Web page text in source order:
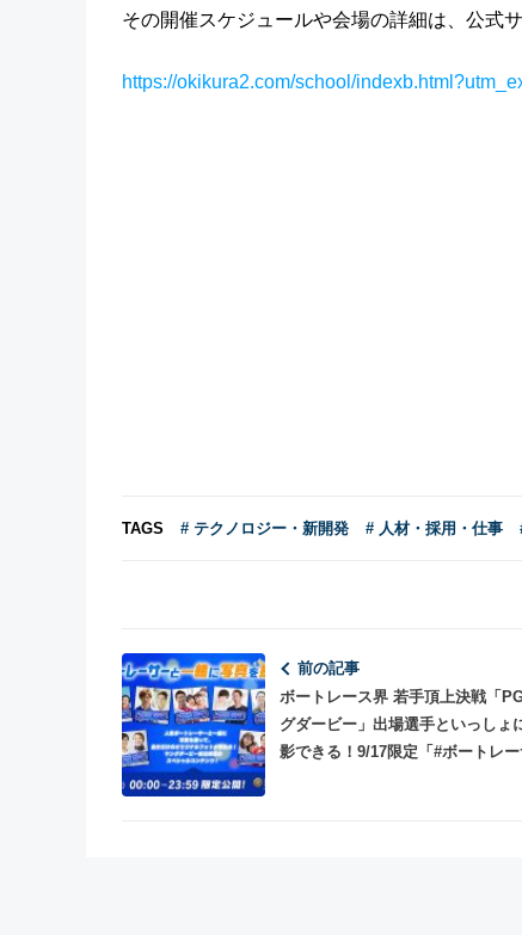
その開催スケジュールや会場の詳細は、公式
https://okikura2.com/school/
TAGS # テクノロジー・新開発 # 人材・採用・仕事
前の記事
ボートレース界 若手頂上決戦「
グダービー」出場選手といっしょ
影できる！9/17限定「#ボートレ